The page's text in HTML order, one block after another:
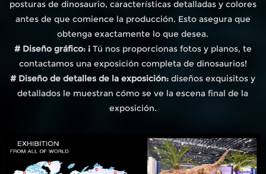
posturas de dinosaurio, características detalladas y colores
antes de que comience la producción. Esto asegura que
obtenga exactamente lo que desea.
# Diseño gráfico: ¡Tú nos proporcionas fotos y planos, te
contactamos una exposición completa de dinosaurios!
# Diseño de detalles de la exposición: diseños exquisitos y
detallados le muestran cómo se ve la escena final de la
exposición.